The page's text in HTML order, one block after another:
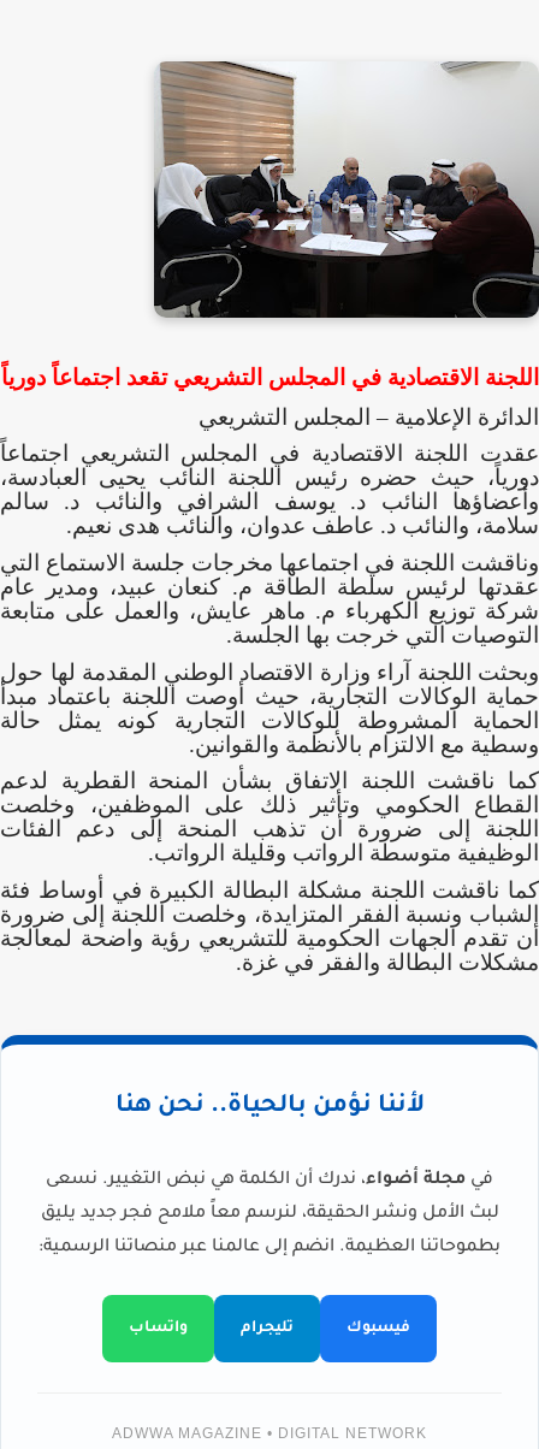
اللجنة الاقتصادية في المجلس التشريعي تقعد اجتماعاً دورياً
الدائرة الإعلامية – المجلس التشريعي
عقدت اللجنة الاقتصادية في المجلس التشريعي اجتماعاً
دورياً، حيث حضره رئيس اللجنة النائب يحيى العبادسة،
وأعضاؤها النائب د. يوسف الشرافي والنائب د. سالم
سلامة، والنائب د. عاطف عدوان، والنائب هدى نعيم.
وناقشت اللجنة في اجتماعها مخرجات جلسة الاستماع التي
عقدتها لرئيس سلطة الطاقة م. كنعان عبيد، ومدير عام
شركة توزيع الكهرباء م. ماهر عايش، والعمل على متابعة
التوصيات التي خرجت بها الجلسة.
وبحثت اللجنة آراء وزارة الاقتصاد الوطني المقدمة لها حول
حماية الوكالات التجارية، حيث أوصت اللجنة باعتماد مبدأ
الحماية المشروطة للوكالات التجارية كونه يمثل حالة
وسطية مع الالتزام بالأنظمة والقوانين.
كما ناقشت اللجنة الاتفاق بشأن المنحة القطرية لدعم
القطاع الحكومي وتأثير ذلك على الموظفين، وخلصت
اللجنة إلى ضرورة أن تذهب المنحة إلى دعم الفئات
الوظيفية متوسطة الرواتب وقليلة الرواتب.
كما ناقشت اللجنة مشكلة البطالة الكبيرة في أوساط فئة
الشباب ونسبة الفقر المتزايدة، وخلصت اللجنة إلى ضرورة
أن تقدم الجهات الحكومية للتشريعي رؤية واضحة لمعالجة
مشكلات البطالة والفقر في غزة.
لأننا نؤمن بالحياة.. نحن هنا
في مجلة أضواء، ندرك أن الكلمة هي نبض التغيير. نسعى
لبث الأمل ونشر الحقيقة، لنرسم معاً ملامح فجر جديد يليق
بطموحاتنا العظيمة. انضم إلى عالمنا عبر منصاتنا الرسمية:
فيسبوك تليجرام واتساب
ADWWA MAGAZINE • DIGITAL NETWORK